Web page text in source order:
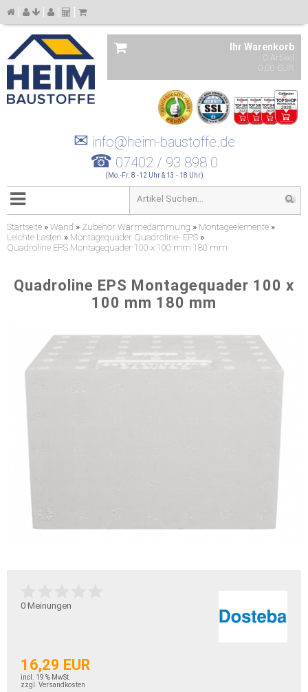
Ihr Warenkorb
0 Artikel
0,00 EUR
✉ info@heim-baustoffe.de
☎ 07402 / 93 898 0
(Mo.-Fr. 8 -12 Uhr & 13 - 18 Uhr)
Startseite » Wand » Zubehör Wärmedämmung » Montageelemente »
Leichte Lasten » Montagequader Quadroline- EPS »
Quadroline EPS Montagequader 100 x 100 mm 180 mm
Quadroline EPS Montagequader 100 x
100 mm 180 mm
0 Meinungen
16,29 EUR
incl. 19 % MwSt.
zzgl. Versandkosten